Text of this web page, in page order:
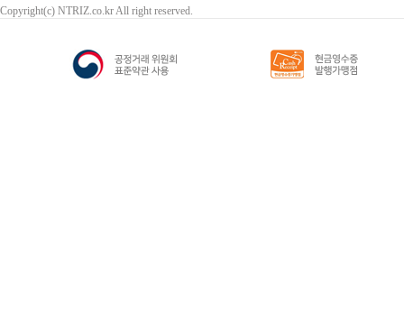
Copyright(c) NTRIZ.co.kr All right reserved.